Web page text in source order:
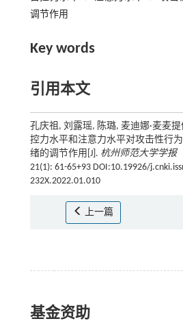
调节作用
Key words
引用本文
孔庆祖, 刘露瑶, 陈璐, 麦迪娜·麦麦
控力水平和注意力水平对攻击性行
绪的调节作用[J]. 杭州师范大学学报
21(1): 61-65+93 DOI:10.19926/
232X.2022.01.010
上一篇
基金资助